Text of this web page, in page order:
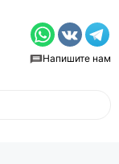
Напишите нам